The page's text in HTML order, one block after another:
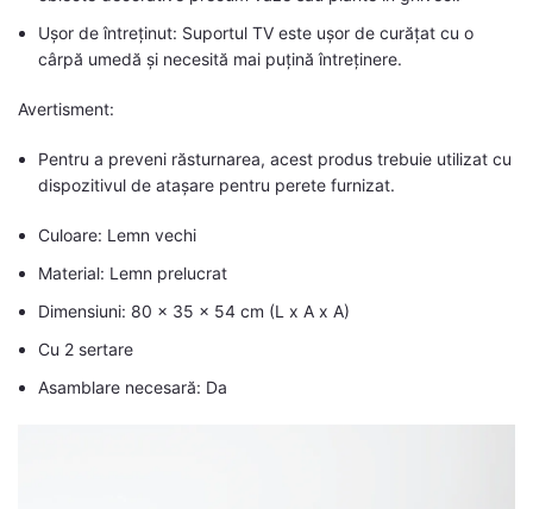
Ușor de întreținut: Suportul TV este ușor de curățat cu o
cârpă umedă și necesită mai puțină întreținere.
Avertisment:
Pentru a preveni răsturnarea, acest produs trebuie utilizat cu
dispozitivul de atașare pentru perete furnizat.
Culoare: Lemn vechi
Material: Lemn prelucrat
Dimensiuni: 80 x 35 x 54 cm (L x A x A)
Cu 2 sertare
Asamblare necesară: Da